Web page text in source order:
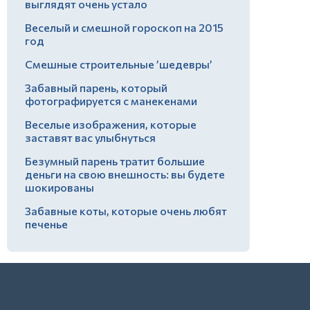
выглядят очень устало
Веселый и смешной гороскоп на 2015
год
Смешные строительные ’шедевры’
Забавный парень, который
фотографируется с манекенами
Веселые изображения, которые
заставят вас улыбнуться
Безумный парень тратит большие
деньги на свою внешность: вы будете
шокированы
Забавные коты, которые очень любят
печенье